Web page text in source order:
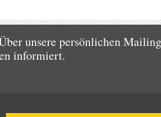
unsere persönlichen
informiert.